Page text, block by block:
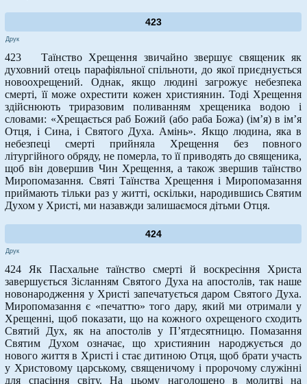
423
Друк
423 Таїнство Хрещення звичайно звершує священик як
духовний отець парафіяльної спільноти, до якої приєднується
новоохрещений. Однак, якщо людині загрожує небезпека
смерті, її може охрестити кожен християнин. Тоді Хрещення
здійснюють триразовим поливанням хрещеника водою і
словами: «Хрещається раб Божий (або раба Божа) (ім’я) в ім’я
Отця, і Сина, і Святого Духа. Амінь». Якщо людина, яка в
небезпеці смерті прийняла Хрещення без повного
літургійного обряду, не померла, то її приводять до священика,
щоб він довершив Чин Хрещення, а також звершив таїнство
Миропомазання. Святі Таїнства Хрещення і Миропомазання
приймають тільки раз у житті, оскільки, народившись Святим
Духом у Христі, ми назавжди залишаємося дітьми Отця.
424
Друк
424 Як Пасхальне таїнство смерті й воскресіння Христа
завершується Зісланням Святого Духа на апостолів, так наше
новонародження у Христі запечатується даром Святого Духа.
Миропомазання є «печаттю» того дару, який ми отримали у
Хрещенні, щоб показати, що на кожного охрещеного сходить
Святий Дух, як на апостолів у П’ятдесятницю. Помазання
Святим Духом означає, що християнин народжується до
нового життя в Христі і стає дитиною Отця, щоб брати участь
у Христовому царському, священичому і пророчому служінні
для спасіння світу. На цьому наголошено в молитві на